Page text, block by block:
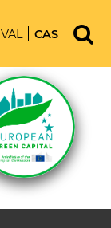
VAL CAS